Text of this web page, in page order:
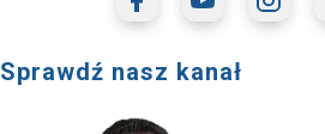
Sprawdź nasz kanał